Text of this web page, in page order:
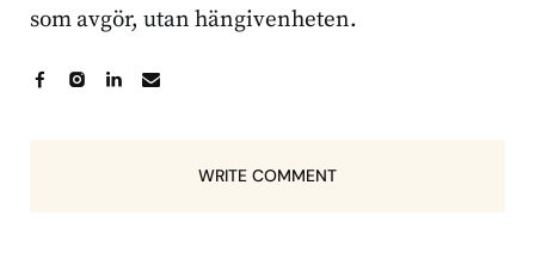
som avgör, utan hängivenheten.
WRITE COMMENT